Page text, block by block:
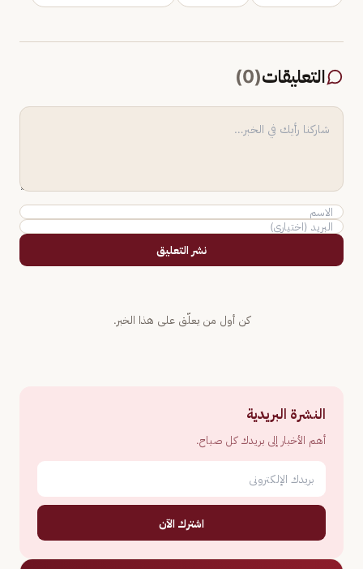
التعليقات(
0
)
نشر التعليق
كن أول من يعلّق على هذا الخبر.
النشرة البريدية
أهم الأخبار إلى بريدك كل صباح.
اشترك الآن